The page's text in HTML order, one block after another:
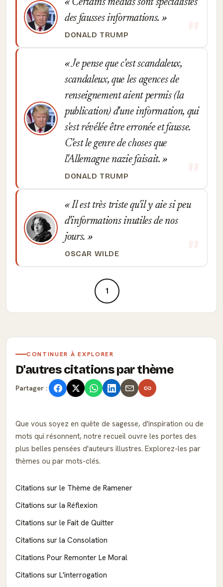
Certains médias sont spécialistes
des fausses informations.
DONALD TRUMP
Je pense que c'est scandaleux,
scandaleux, que les agences de
renseignement aient permis (la
publication) d'une information, qui
s'est révélée être erronée et fausse.
C'est le genre de choses que
l'Allemagne nazie faisait.
DONALD TRUMP
Il est très triste qu'il y aie si peu
d'informations inutiles de nos
jours.
OSCAR WILDE
1
CONTINUER À EXPLORER
D'autres citations par thème
Partager :
Que vous soyez en quête de sagesse, d'inspiration ou de
mots qui résonnent, notre recueil ouvre les portes des
plus belles pensées d'auteurs illustres. Explorez-les par
thèmes ou par mots-clés.
Citations sur le Thème de Ramener
Citations sur la Réflexion
Citations sur le Fait de Quitter
Citations sur la Consolation
Citations Pour Remonter Le Moral
Citations sur L'interrogation